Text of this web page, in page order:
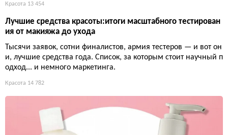
Красота 13 454
Лучшие средства красоты:итоги масштабного тестирован
ия от макияжа до ухода
Тысячи заявок, сотни финалистов, армия тестеров — и вот он
и, лучшие средства года. Список, за которым стоит научный п
одход... и немного маркетинга.
Красота 14 782